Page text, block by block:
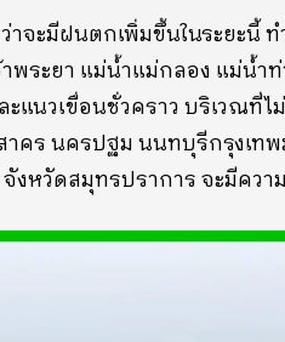
จะมีฝนตกเพิ่มขึ้นในระยะนี้ ท
ระยา แม่น้ำแม่กลอง แม่น้ำ
นวเขื่อนชั่วคราว บริเวณที่ไ
คร นครปฐม นนทบุรีกรุงเท
หวัดสมุทรปราการ จะมีควา